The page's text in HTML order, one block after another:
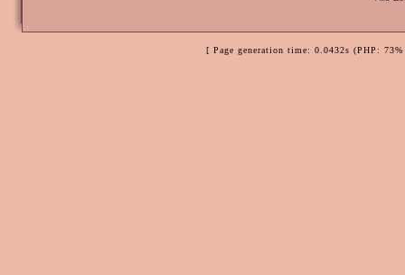
[ Page generation time: 0.0432s (PHP: